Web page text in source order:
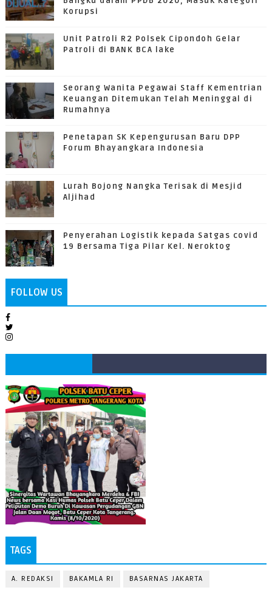
Korupsi
Unit Patroli R2 Polsek Cipondoh Gelar
Patroli di BANK BCA lake
Seorang Wanita Pegawai Staff Kementrian
Keuangan Ditemukan Telah Meninggal di
Rumahnya
Penetapan SK Kepengurusan Baru DPP
Forum Bhayangkara Indonesia
Lurah Bojong Nangka Terisak di Mesjid
Aljihad
Penyerahan Logistik kepada Satgas covid
19 Bersama Tiga Pilar Kel. Neroktog
FOLLOW US
TAGS
A. REDAKSI BAKAMLA RI BASARNAS JAKARTA